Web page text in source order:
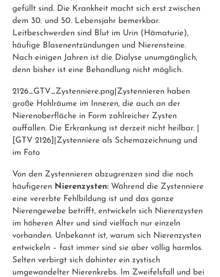
gefüllt sind. Die Krankheit macht sich erst zwischen
dem 30. und 50. Lebensjahr bemerkbar.
Leitbeschwerden sind Blut im Urin (Hämaturie),
häufige Blasenentzündungen und Nierensteine.
Nach einigen Jahren ist die Dialyse unumgänglich,
denn bisher ist eine Behandlung nicht möglich.
2126_GTV_Zystenniere.png|Zystennieren haben
große Hohlräume im Inneren, die auch an der
Nierenoberfläche in Form zahlreicher Zysten
auffallen. Die Erkrankung ist derzeit nicht heilbar. |
[GTV 2126]|Zystenniere als Schemazeichnung und
im Foto
Von den Zystennieren abzugrenzen sind die noch
häufigeren Nierenzysten: Während die Zystenniere
eine vererbte Fehlbildung ist und das ganze
Nierengewebe betrifft, entwickeln sich Nierenzysten
im höheren Alter und sind vielfach nur einzeln
vorhanden. Unbekannt ist, warum sich Nierenzysten
entwickeln – fast immer sind sie aber völlig harmlos.
Selten verbirgt sich dahinter ein zystisch
umgewandelter Nierenkrebs. Im Zweifelsfall und bei